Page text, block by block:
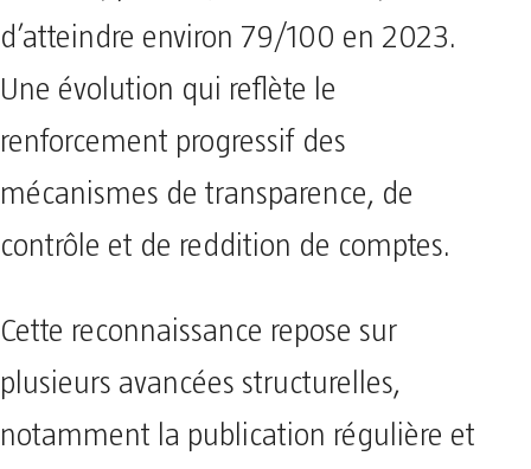
d’atteindre environ 79/100 en 2023.
Une évolution qui reflète le
renforcement progressif des
mécanismes de transparence, de
contrôle et de reddition de comptes.
Cette reconnaissance repose sur
plusieurs avancées structurelles,
notamment la publication régulière et